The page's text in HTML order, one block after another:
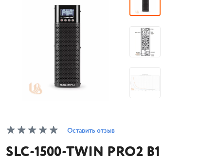
Оставить отзыв
SLC-1500-TWIN PRO2 B1